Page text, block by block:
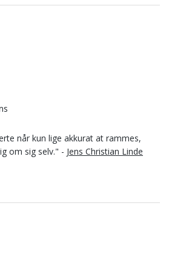
når kun lige akkurat at rammes,
om sig selv." - Jens Christian Linde